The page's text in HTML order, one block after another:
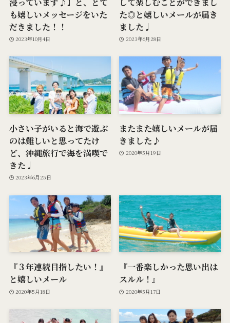
も嬉しいメッセージをいた
だきました！！
2023年10月4日
た◎と嬉しいメールが届き
ました♩
2023年6月28日
小さい子がいると海で遊ぶ
のは難しいと思ってたけ
ど、沖縄旅行で海を満喫で
きた♩
2023年6月25日
またまた嬉しいメールが届
きました♪
2020年5月19日
『３年連続目指したい！』
と嬉しいメール
2020年5月18日
『一番楽しかった思い出は
スルル！』
2020年5月17日